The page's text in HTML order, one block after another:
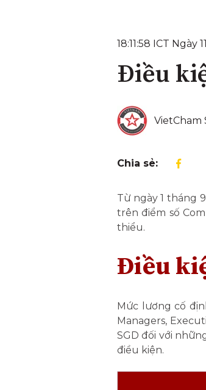
18:11:58 ICT Ngày
Điều
VietCham
Chia sẻ:
Từ ngày 1 tháng
trên điểm số
thiểu.
Điều
Mức lương cố
Managers,
SGD đối với
điều kiện.